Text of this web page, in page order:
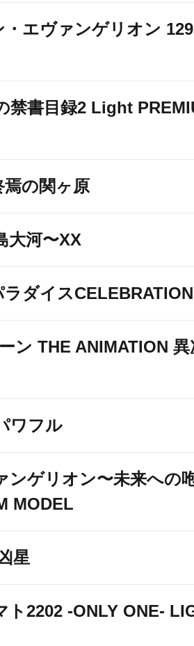
ーアサヒ箕
気に入り登録
エヴァンゲリオン 129
禁書目録2 Light
焉の関ヶ原
大河〜XX
ダイスCELEBRATION
ン THE ANIMATION 異
ワフル
ンゲリオン〜未来への
MODEL
星
ト2202 -ONLY ONE-